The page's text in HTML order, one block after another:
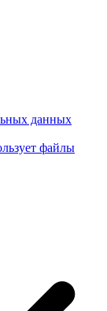
данных
файлы